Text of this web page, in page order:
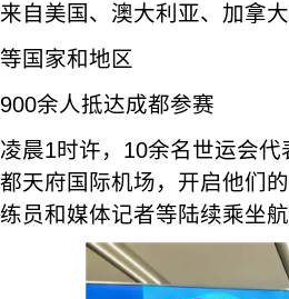
来自美国、澳大利亚、加拿
等国家和地区
900余人抵达成都参赛
凌晨1时许，10余名世运会
都天府国际机场，开启他们
练员和媒体记者等陆续乘坐航